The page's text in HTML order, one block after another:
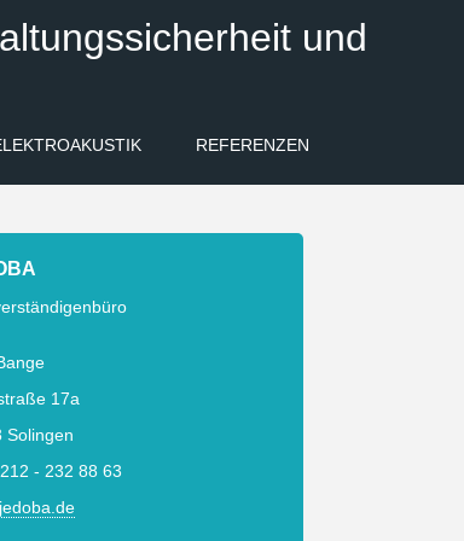
und
REFERENZEN
17a
Solingen
- 232 88 63